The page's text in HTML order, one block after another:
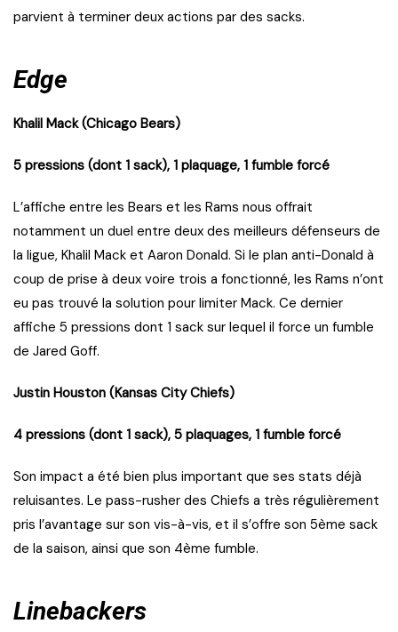
parvient à terminer deux actions par des sacks.
Edge
Khalil Mack (Chicago Bears)
5 pressions (dont 1 sack), 1 plaquage, 1 fumble forcé
L’affiche entre les Bears et les Rams nous offrait
notamment un duel entre deux des meilleurs défenseurs de
la ligue, Khalil Mack et Aaron Donald. Si le plan anti-Donald à
coup de prise à deux voire trois a fonctionné, les Rams n’ont
eu pas trouvé la solution pour limiter Mack. Ce dernier
affiche 5 pressions dont 1 sack sur lequel il force un fumble
de Jared Goff.
Justin Houston (Kansas City Chiefs)
4 pressions (dont 1 sack), 5 plaquages, 1 fumble forcé
Son impact a été bien plus important que ses stats déjà
reluisantes. Le pass-rusher des Chiefs a très régulièrement
pris l’avantage sur son vis-à-vis, et il s’offre son 5ème sack
de la saison, ainsi que son 4ème fumble.
Linebackers